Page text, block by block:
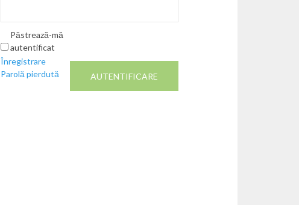
Păstrează-mă
autentificat
AUTENTIFICARE
Înregistrare
Parolă pierdută